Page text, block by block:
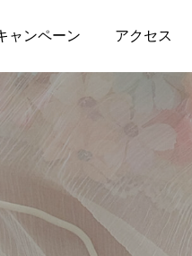
ャンペーン アクセス